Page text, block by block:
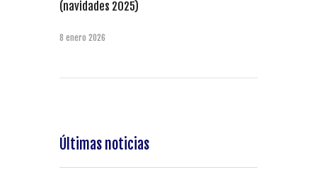
(navidades 2025)
8 enero 2026
Últimas noticias